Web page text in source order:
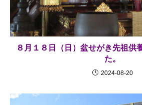
８月１８日（日）盆せがき先祖供
た。
2024-08-20